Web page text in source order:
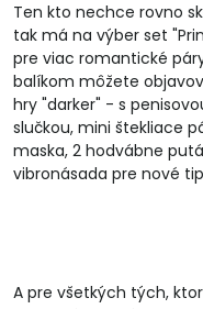
Ten kto nechce rovno
tak má na výber set
pre viac romantické
balíkom môžete
hry "darker" - s
slučkou, mini štekliace
maska, 2 hodvábne
vibronásada pre nové
A pre všetkých tých,